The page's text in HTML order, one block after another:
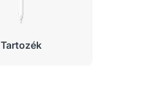
Tartozék